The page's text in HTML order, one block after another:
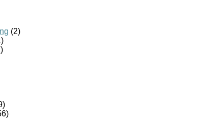
(2)